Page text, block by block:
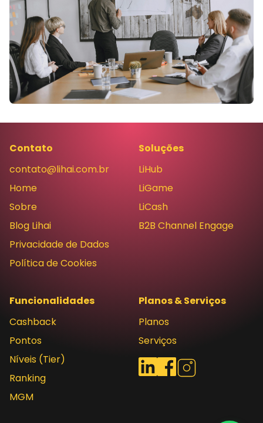
Contato
contato@lihai.com.br
Home
Sobre
Blog Lihai
Privacidade de Dados
Política de Cookies
Soluções
LiHub
LiGame
LiCash
B2B Channel Engage
Funcionalidades
Cashback
Pontos
Níveis (Tier)
Ranking
MGM
Planos & Serviços
Planos
Serviços
Redes sociais
LinkedInFacebook
Instagram